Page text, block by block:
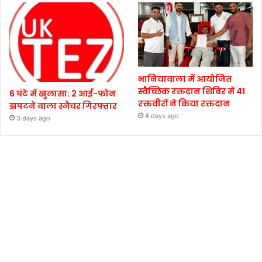
6 घंटे में खुलासा: 2 आई-फोन
झपटने वाला स्नैचर गिरफ्तार
3 days ago
भानियावाला में आयोजित
स्वैच्छिक रक्तदान शिविर में 41
रक्तवीरों ने किया रक्तदान
4 days ago